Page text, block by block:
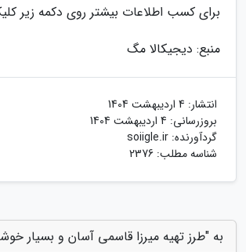
برای کسب اطلاعات بیشتر روی دکمه زیر
منبع: دیجیکالا مگ
انتشار: 4 اردیبهشت 1404
بروزرسانی: 4 اردیبهشت 1404
گردآورنده: soiigle.ir
شناسه مطلب: 2376
به "طرز تهیه میرزا قاسمی آسان و بسیار